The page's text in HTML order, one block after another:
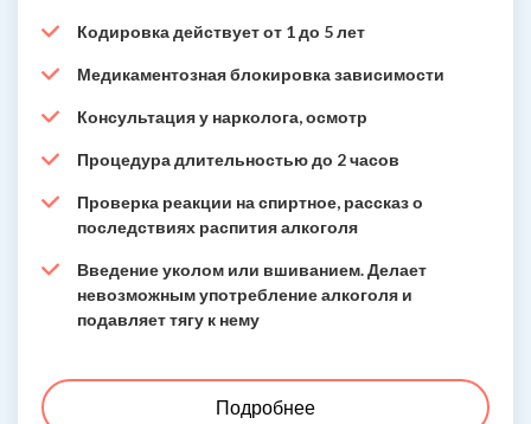
Кодировка действует от 1 до 5 лет
Медикаментозная блокировка зависимости
Консультация у нарколога, осмотр
Процедура длительностью до 2 часов
Проверка реакции на спиртное, рассказ о
последствиях распития алкоголя
Введение уколом или вшиванием. Делает
невозможным употребление алкоголя и
подавляет тягу к нему
Подробнее